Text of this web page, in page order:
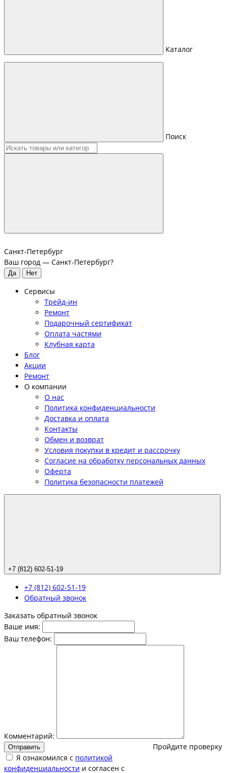
Каталог
Поиск
Санкт-Петербург
Ваш город — Санкт-Петербург?
Сервисы
Трейд-ин
Ремонт
Подарочный сертификат
Оплата частями
Клубная карта
Блог
Акции
Ремонт
О компании
О нас
Политика конфиденциальности
Доставка и оплата
Контакты
Обмен и возврат
Условия покупки в кредит и рассрочку
Согласие на обработку персональных данных
Оферта
Политика безопасности платежей
+7 (812) 602-51-19
+7 (812) 602-51-19
Обратный звонок
Заказать обратный звонок
Ваше имя:
Ваш телефон:
Комментарий:
Пройдите проверку
Отправить
Я ознакомился с политикой
конфиденциальности и согласен с